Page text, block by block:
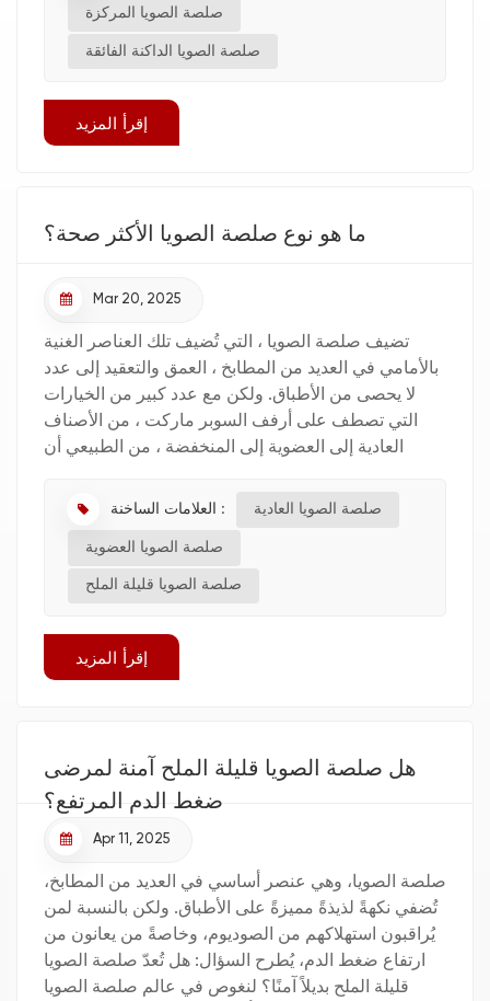
صلصة الصويا المركزة
صلصة الصويا الداكنة الفائقة
إقرأ المزيد
ما هو نوع صلصة الصويا الأكثر صحة؟
Mar 20, 2025
تضيف صلصة الصويا ، التي تُضيف تلك العناصر الغنية
بالأمامي في العديد من المطابخ ، العمق والتعقيد إلى عدد
لا يحصى من الأطباق. ولكن مع عدد كبير من الخيارات
التي تصطف على أرفف السوبر ماركت ، من الأصناف
العادية إلى العضوية إلى المنخفضة ، من الطبيعي أن
العلامات الساخنة : صلصة الصويا العادية
صلصة الصويا العضوية
صلصة الصويا قليلة الملح
إقرأ المزيد
هل صلصة الصويا قليلة الملح آمنة لمرضى
ضغط الدم المرتفع؟
Apr 11, 2025
صلصة الصويا، وهي عنصر أساسي في العديد من المطابخ،
تُضفي نكهةً لذيذةً مميزةً على الأطباق. ولكن بالنسبة لمن
يُراقبون استهلاكهم من الصوديوم، وخاصةً من يعانون من
ارتفاع ضغط الدم، يُطرح السؤال: هل تُعدّ صلصة الصويا
قليلة الملح بديلاً آمنًا؟ لنغوص في عالم صلصة الصويا